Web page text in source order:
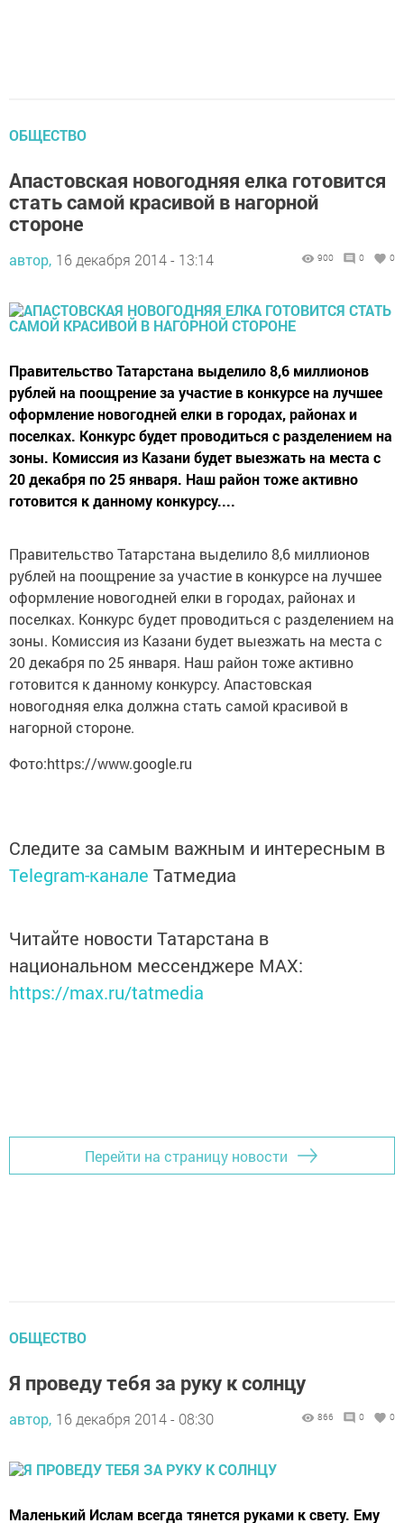
ОБЩЕСТВО
Апастовская новогодняя елка готовится
стать самой красивой в нагорной
стороне
автор, 16 декабря 2014 - 13:14 900 0 0
Правительство Татарстана выделило 8,6 миллионов
рублей на поощрение за участие в конкурсе на лучшее
оформление новогодней елки в городах, районах и
поселках. Конкурс будет проводиться с разделением на
зоны. Комиссия из Казани будет выезжать на места с
20 декабря по 25 января. Наш район тоже активно
готовится к данному конкурсу....
Правительство Татарстана выделило 8,6 миллионов
рублей на поощрение за участие в конкурсе на лучшее
оформление новогодней елки в городах, районах и
поселках. Конкурс будет проводиться с разделением на
зоны. Комиссия из Казани будет выезжать на места с
20 декабря по 25 января. Наш район тоже активно
готовится к данному конкурсу. Апастовская
новогодняя елка должна стать самой красивой в
нагорной стороне.
Фото:https://www.google.ru
Следите за самым важным и интересным в
Telegram-канале Татмедиа
Читайте новости Татарстана в
национальном мессенджере MАХ:
https://max.ru/tatmedia
Перейти на страницу новости
ОБЩЕСТВО
Я проведу тебя за руку к солнцу
автор, 16 декабря 2014 - 08:30 866 0 0
Маленький Ислам всегда тянется руками к свету. Ему